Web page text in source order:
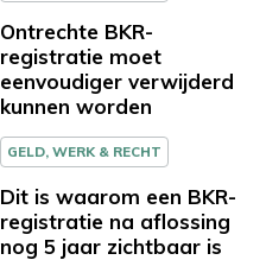
Ontrechte BKR-
registratie moet
eenvoudiger verwijderd
kunnen worden
GELD, WERK & RECHT
Dit is waarom een BKR-
registratie na aflossing
nog 5 jaar zichtbaar is